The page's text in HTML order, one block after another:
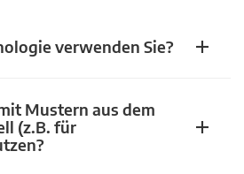
verwenden Sie?
Mustern aus dem
(z.B. für